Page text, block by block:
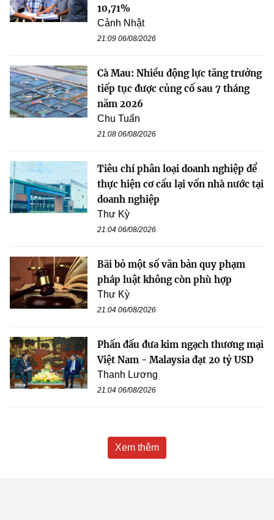
10,71%
Cảnh Nhật
21:09 06/08/2026
Cà Mau: Nhiều động lực tăng trưởng
tiếp tục được củng cố sau 7 tháng
năm 2026
Chu Tuấn
21:08 06/08/2026
Tiêu chí phân loại doanh nghiệp để
thực hiện cơ cấu lại vốn nhà nước tại
doanh nghiệp
Thư Kỳ
21:04 06/08/2026
Bãi bỏ một số văn bản quy phạm
pháp luật không còn phù hợp
Thư Kỳ
21:04 06/08/2026
Phấn đấu đưa kim ngạch thương mại
Việt Nam - Malaysia đạt 20 tỷ USD
Thanh Lương
21:04 06/08/2026
Xem thêm